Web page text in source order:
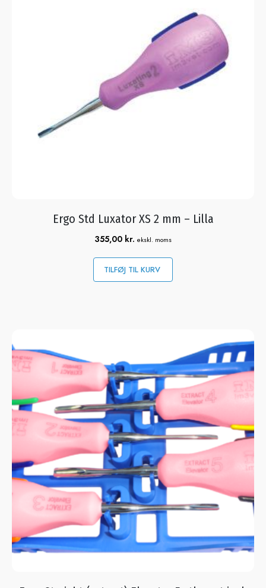
Ergo Std Luxator XS 2 mm – Lilla
355,00 kr. ekskl. moms
TILFØJ TIL KURV